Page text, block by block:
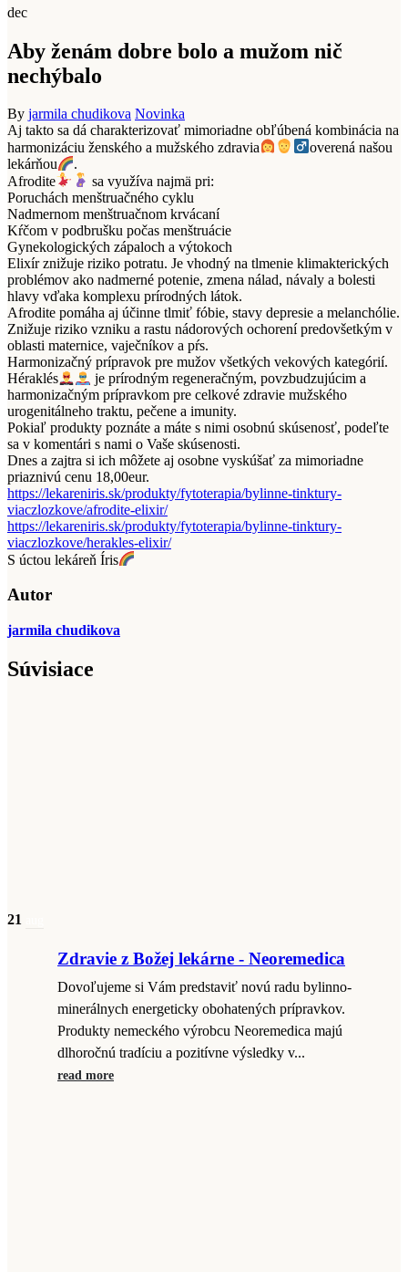
dec
Aby ženám dobre bolo a mužom nič
nechýbalo
By jarmila chudikova Novinka
Aj takto sa dá charakterizovať mimoriadne obľúbená kombinácia na
harmonizáciu ženského a mužského zdravia
overená našou
lekárňou
.
Afrodite
sa využíva najmä pri:
Poruchách menštruačného cyklu
Nadmernom menštruačnom krvácaní
Kŕčom v podbrušku počas menštruácie
Gynekologických zápaloch a výtokoch
Elixír znižuje riziko potratu. Je vhodný na tlmenie klimakterických
problémov ako nadmerné potenie, zmena nálad, návaly a bolesti
hlavy vďaka komplexu prírodných látok.
Afrodite pomáha aj účinne tlmiť fóbie, stavy depresie a melanchólie.
Znižuje riziko vzniku a rastu nádorových ochorení predovšetkým v
oblasti maternice, vaječníkov a pŕs.
Harmonizačný prípravok pre mužov všetkých vekových kategórií.
Héraklés
je prírodným regeneračným, povzbudzujúcim a
harmonizačným prípravkom pre celkové zdravie mužského
urogenitálneho traktu, pečene a imunity.
Pokiaľ produkty poznáte a máte s nimi osobnú skúsenosť, podeľte
sa v komentári s nami o Vaše skúsenosti.
Dnes a zajtra si ich môžete aj osobne vyskúšať za mimoriadne
priaznivú cenu 18,00eur.
https://lekareniris.sk/produkty/fytoterapia/bylinne-tinktury-
viaczlozkove/afrodite-elixir/
https://lekareniris.sk/produkty/fytoterapia/bylinne-tinktury-
viaczlozkove/herakles-elixir/
S úctou lekáreň Íris
Autor
jarmila chudikova
Súvisiace
21
Zdravie z Božej lekárne - Neoremedica
Dovoľujeme si Vám predstaviť novú radu bylinno-
minerálnych energeticky obohatených prípravkov.
Produkty nemeckého výrobcu Neoremedica majú
dlhoročnú tradíciu a pozitívne výsledky v...
read more